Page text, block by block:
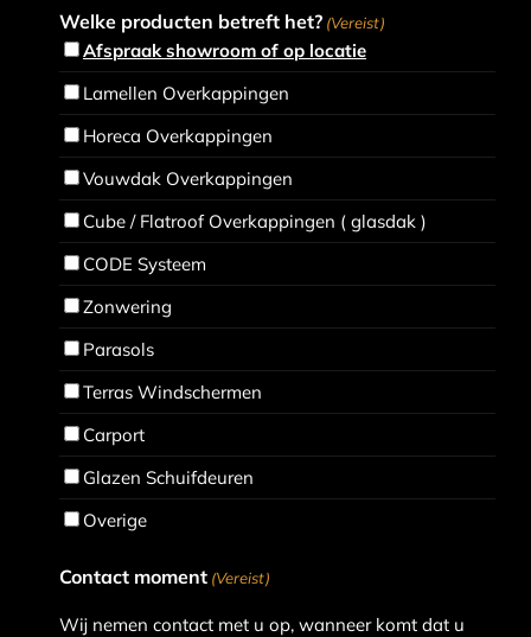
Welke producten betreft het? (Vereist)
Afspraak showroom of op locatie
Lamellen Overkappingen
Horeca Overkappingen
Vouwdak Overkappingen
Cube / Flatroof Overkappingen ( glasdak )
CODE Systeem
Zonwering
Parasols
Terras Windschermen
Carport
Glazen Schuifdeuren
Overige
Contact moment (Vereist)
Wij nemen contact met u op, wanneer komt dat u